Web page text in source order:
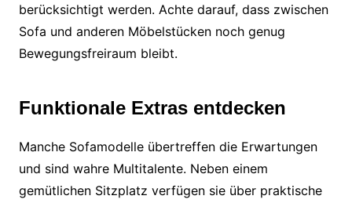
berücksichtigt werden. Achte darauf, dass zwischen
Sofa und anderen Möbelstücken noch genug
Bewegungsfreiraum bleibt.
Funktionale Extras entdecken
Manche Sofamodelle übertreffen die Erwartungen
und sind wahre Multitalente. Neben einem
gemütlichen Sitzplatz verfügen sie über praktische